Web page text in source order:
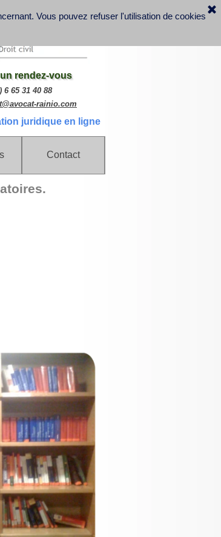
Vous pouvez refuser l'utilisation de cookies
Contact
juridique en ligne
rendez-vous
6 65 31 40 88
rainio.com